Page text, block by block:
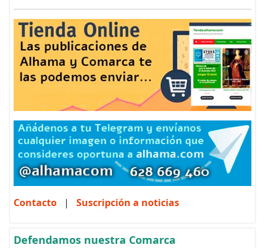
Contacto | Suscripción a noticias
Defendamos nuestra Comarca